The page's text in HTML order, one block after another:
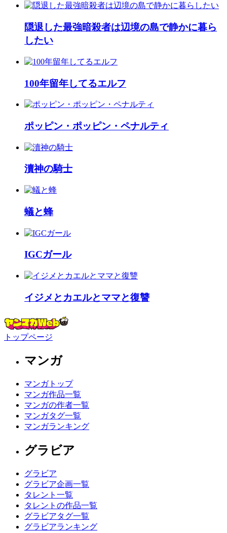
隠退した最強暗殺者は辺境の島で静かに暮ら
したい
100年留年してるエルフ
ポッピン・ポッピン・ペナルティ
瀆神の騎士
蟻と蜂
IGCガール
イジメとカエルとママと復讐
トップページ
マンガ
マンガトップ
マンガ作品一覧
マンガの作者一覧
マンガタグ一覧
マンガランキング
グラビア
グラビア
グラビア企画一覧
タレント一覧
タレントの作品一覧
グラビアタグ一覧
グラビアランキング